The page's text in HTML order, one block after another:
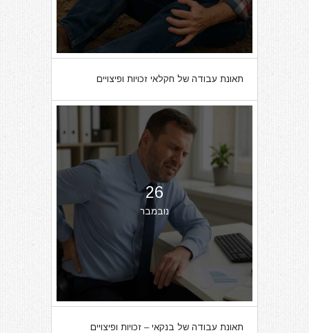
תאונת עבודה של חקלאי זכויות ופיצויים
26
נובמבר
תאונת עבודה של בנקאי – זכויות ופיצויים